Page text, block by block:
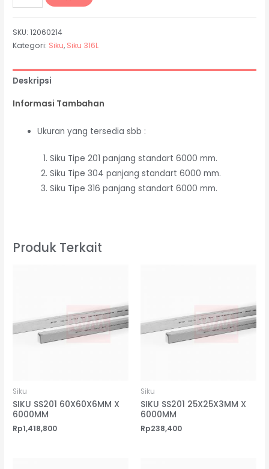
SKU:12060214
Kategori: Siku, Siku 316L
Deskripsi
Informasi Tambahan
Ukuran yang tersedia sbb :
Siku Tipe 201 panjang standart 6000 mm.
Siku Tipe 304 panjang standart 6000 mm.
Siku Tipe 316 panjang standart 6000 mm.
Produk Terkait
Siku
SIKU SS201 60X60X6MM X
6000MM
Rp1,418,800
Siku
SIKU SS201 25X25X3MM X
6000MM
Rp238,400